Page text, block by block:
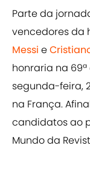
Parte da
vencedores da
Messi e
honraria na
segunda-feira,
na França.
candidatos ao
Mundo da